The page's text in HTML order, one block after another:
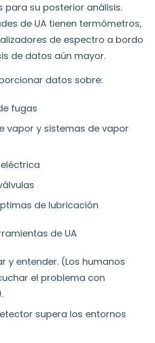
para su posterior análisis.
de UA tienen termómetros,
de espectro a bordo
de datos aún mayor.
datos sobre:
fugas
vapor y sistemas de vapor
de lubricación
de UA
y entender. (Los humanos
el problema con
supera los entornos